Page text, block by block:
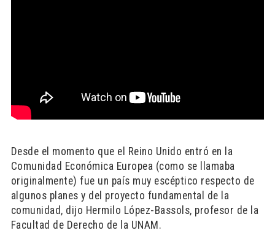
Desde el momento que el Reino Unido entró en la
Comunidad Económica Europea (como se llamaba
originalmente) fue un país muy escéptico respecto de
algunos planes y del proyecto fundamental de la
comunidad, dijo Hermilo López-Bassols, profesor de la
Facultad de Derecho de la UNAM.